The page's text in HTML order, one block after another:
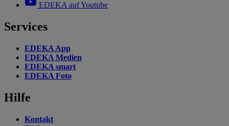
EDEKA auf Youtube
Services
EDEKA App
EDEKA Medien
EDEKA smart
EDEKA Foto
Hilfe
Kontakt